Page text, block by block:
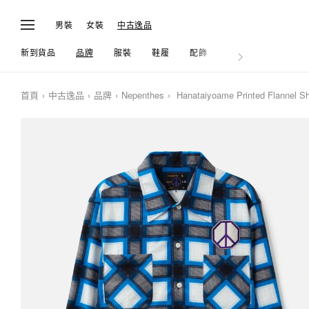
男裝 女裝 中古逸品
新到貨品 品牌 服裝 鞋履 配飾 生活
首頁 中古逸品 品牌 Nepenthes Hanataiyoame Printed Flannel